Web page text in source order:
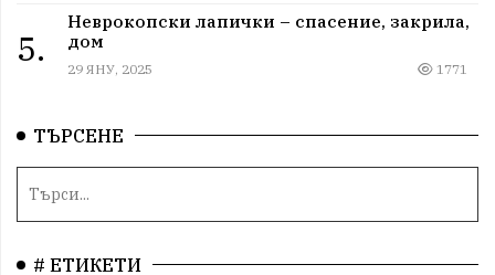
5.
Неврокопски лапички – спасение, закрила,
дом
29 ЯНУ, 2025 1771
ТЪРСЕНЕ
# ЕТИКЕТИ